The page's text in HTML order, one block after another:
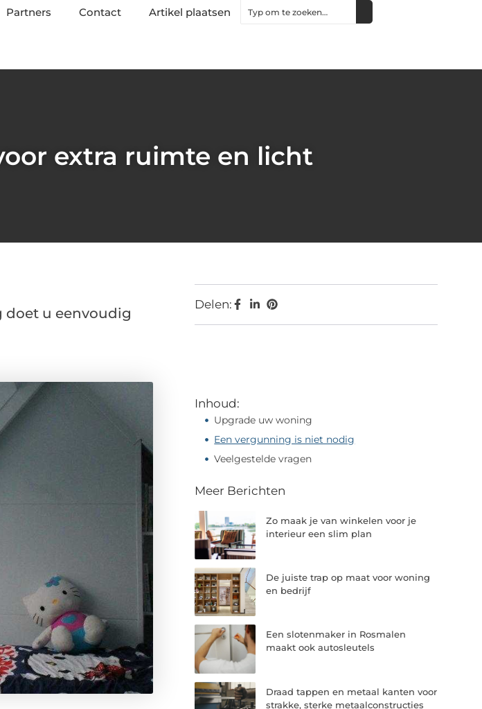
Partners Contact Artikel plaatsen
extra ruimte en licht
doet u eenvoudig
Delen:
Inhoud:
Upgrade uw woning
Een vergunning is niet nodig
Veelgestelde vragen
Meer Berichten
Zo maak je van winkelen voor je
interieur een slim plan
De juiste trap op maat voor woning
en bedrijf
Een slotenmaker in Rosmalen
maakt ook autosleutels
Draad tappen en metaal kanten voor
strakke, sterke metaalconstructies